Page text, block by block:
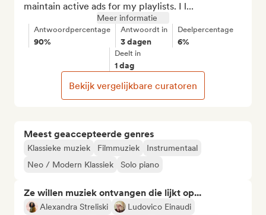
Meest geaccepteerde genres
Klassieke muziek Filmmuziek
Instrumentaal
Neo / Modern Klassiek
Solo piano
Ze willen muziek ontvangen die lijkt op...
Alexandra Streliski
Ludovico Einaudi
maintain active ads for my playlists. I l...
Meer informatie
Antwoordpercentage
90%
Antwoordt in
3 dagen
Deelpercentage
6%
Deelt in
1 dag
Bekijk vergelijkbare curatoren